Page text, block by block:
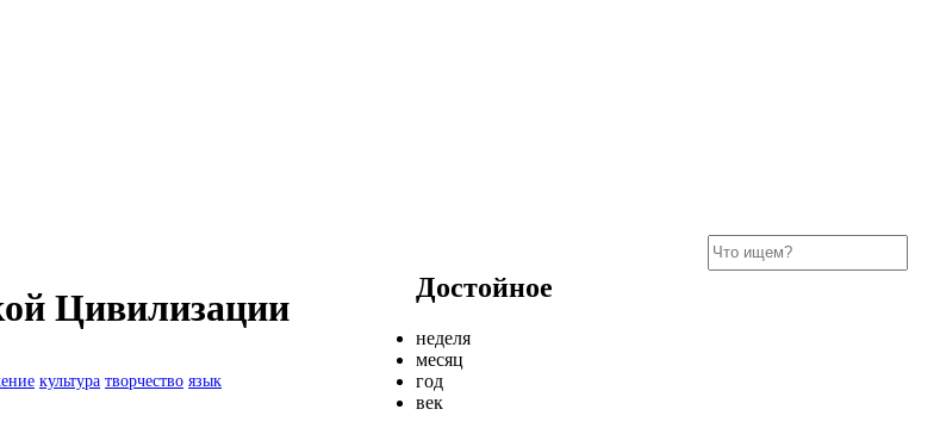
Цивилизации
культура творчество язык
Достойное
неделя
месяц
год
век